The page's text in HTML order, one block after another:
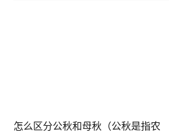
怎么区分公秋和母秋（公秋是指农